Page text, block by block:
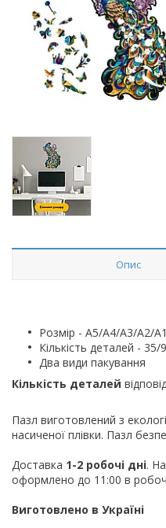
Опис
Розмір - A5/A4/A3/A2/A1
Кількість деталей -
Два види пакування
Кількість деталей
Пазл виготовлений з
насиченої плівки. Пазл
Доставка 1-2 робочі дні.
оформлено до 11:00 в
Виготовлено в Україні